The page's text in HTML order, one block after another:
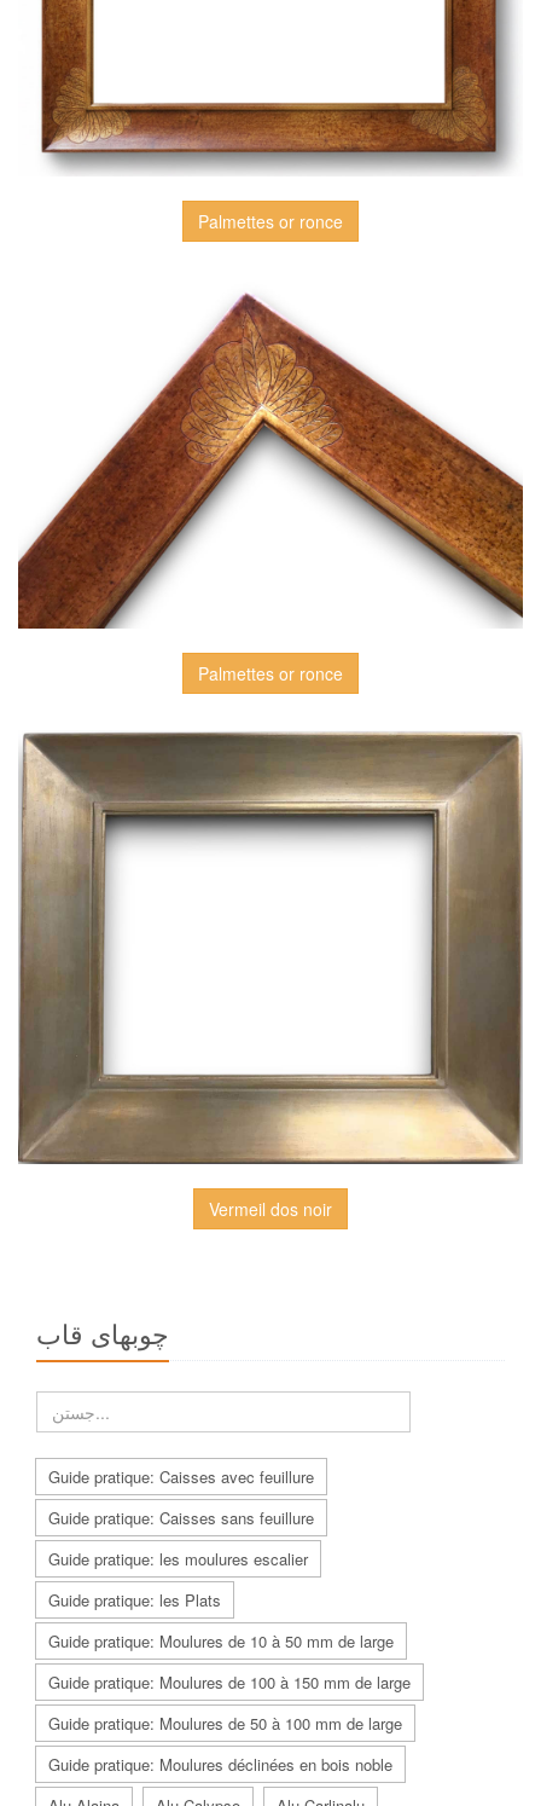
Palmettes or ronce
Palmettes or ronce
Vermeil dos noir
چوبهاى قاب
Guide pratique: Caisses avec feuillure
Guide pratique: Caisses sans feuillure
Guide pratique: les moulures escalier
Guide pratique: les Plats
Guide pratique: Moulures de 10 à 50 mm de large
Guide pratique: Moulures de 100 à 150 mm de large
Guide pratique: Moulures de 50 à 100 mm de large
Guide pratique: Moulures déclinées en bois noble